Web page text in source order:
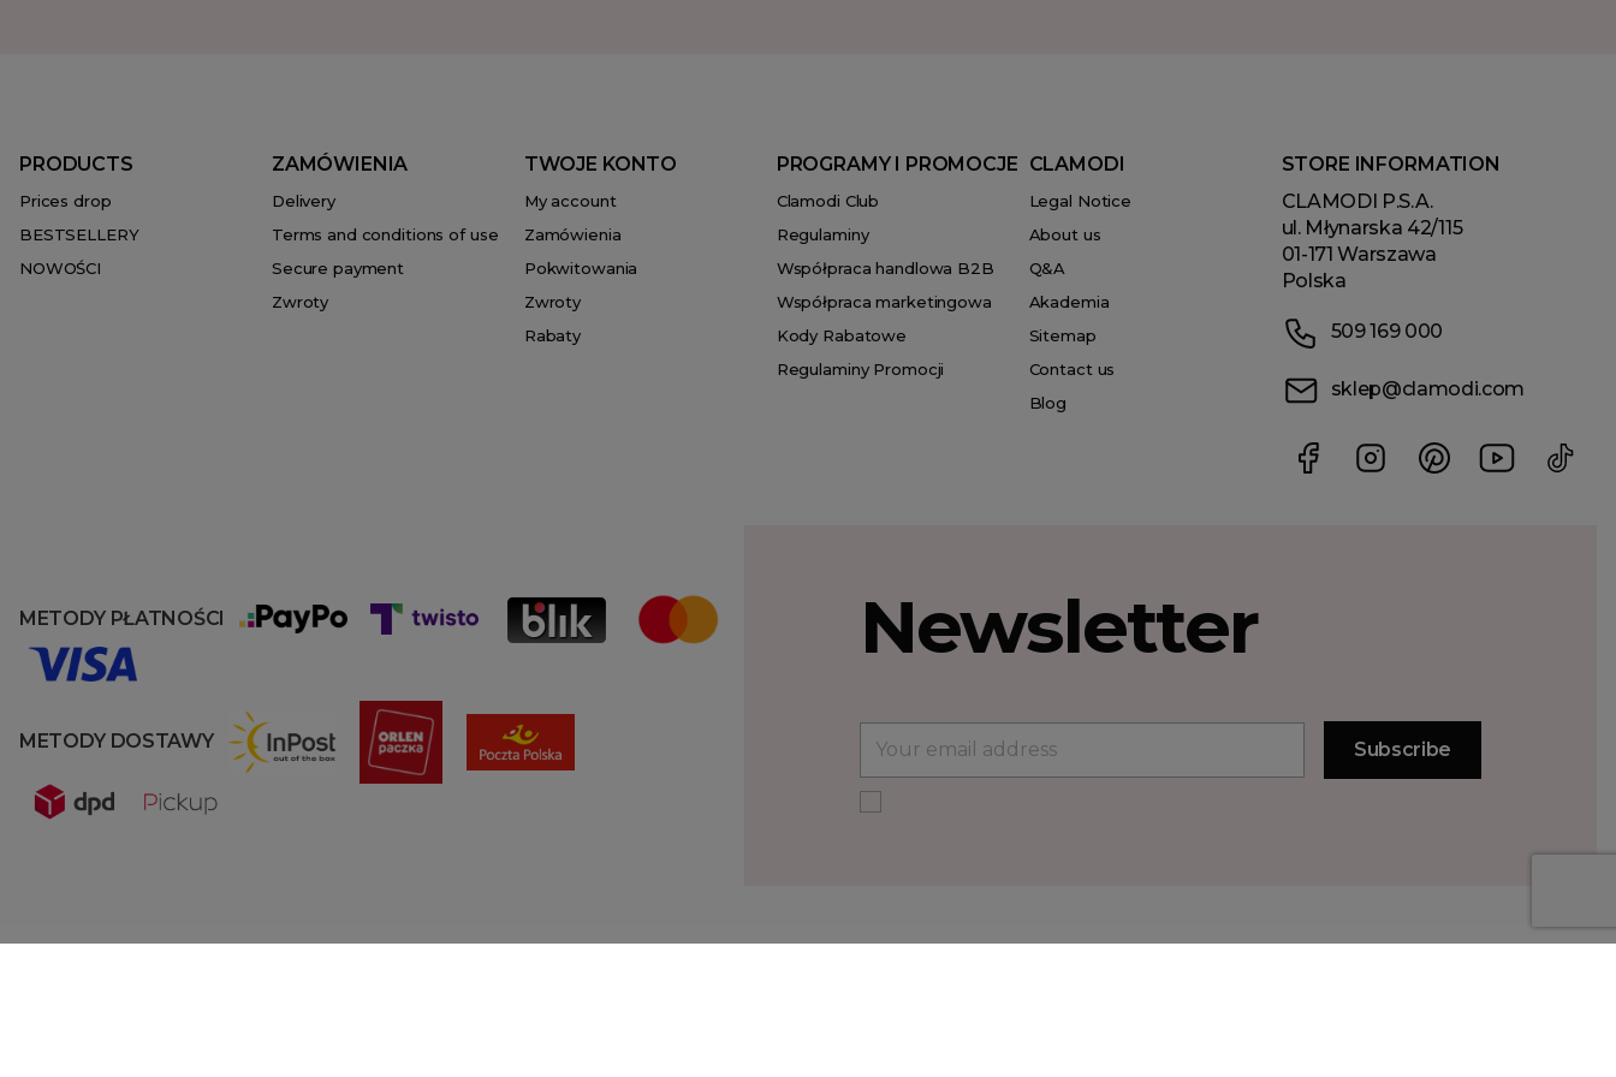
PRODUCTS
Prices drop
BESTSELLERY
NOWOŚCI
ZAMÓWIENIA
Delivery
Terms and conditions of use
Secure payment
Zwroty
TWOJE KONTO
My account
Zamówienia
Pokwitowania
Zwroty
Rabaty
PROGRAMY I PROMOCJE
Clamodi Club
Regulaminy
Współpraca handlowa B2B
Współpraca marketingowa
Kody Rabatowe
Regulaminy Promocji
CLAMODI
Legal Notice
About us
Q&A
Akademia
Sitemap
Contact us
Blog
STORE INFORMATION
CLAMODI P.S.A.
ul. Młynarska 42/115
01-171 Warszawa
Polska
509 169 000
sklep@clamodi.com
METODY PŁATNOŚCI
METODY DOSTAWY
Newsletter